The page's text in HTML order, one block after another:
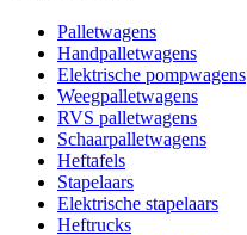
Palletwagens
Handpalletwagens
Elektrische pompwagens
Weegpalletwagens
RVS palletwagens
Schaarpalletwagens
Heftafels
Stapelaars
Elektrische stapelaars
Heftrucks